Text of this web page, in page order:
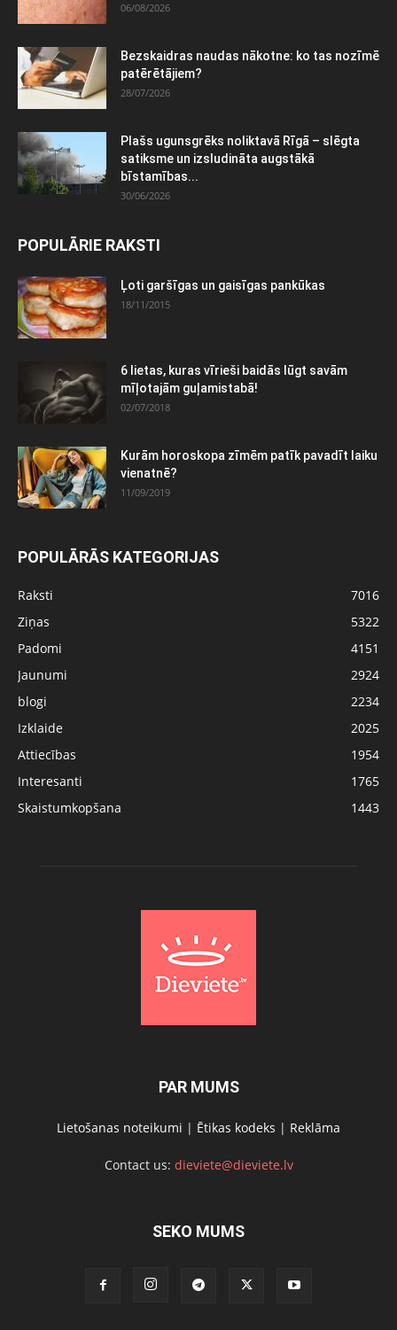
06/08/2026
Bezskaidras naudas nākotne: ko tas nozīmē
patērētājiem?
28/07/2026
Plašs ugunsgrēks noliktavā Rīgā – slēgta
satiksme un izsludināta augstākā
bīstamības...
30/06/2026
POPULĀRIE RAKSTI
Ļoti garšīgas un gaisīgas pankūkas
18/11/2015
6 lietas, kuras vīrieši baidās lūgt savām
mīļotajām guļamistabā!
02/07/2018
Kurām horoskopa zīmēm patīk pavadīt laiku
vienatnē?
11/09/2019
POPULĀRĀS KATEGORIJAS
Raksti
7016
Ziņas
5322
Padomi
4151
Jaunumi
2924
blogi
2234
Izklaide
2025
Attiecības
1954
Interesanti
1765
Skaistumkopšana
1443
PAR MUMS
Lietošanas noteikumi | Ētikas kodeks | Reklāma
Contact us: dieviete@dieviete.lv
SEKO MUMS